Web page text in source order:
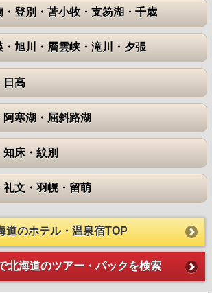
・登別・苫小牧・支笏湖・千歳
・旭川・層雲峡・滝川・夕張
日高
寒湖・屈斜路湖
床・紋別
礼文・羽幌・留萌
道のホテル・温泉宿TOP
北海道のツアー・パックを検索